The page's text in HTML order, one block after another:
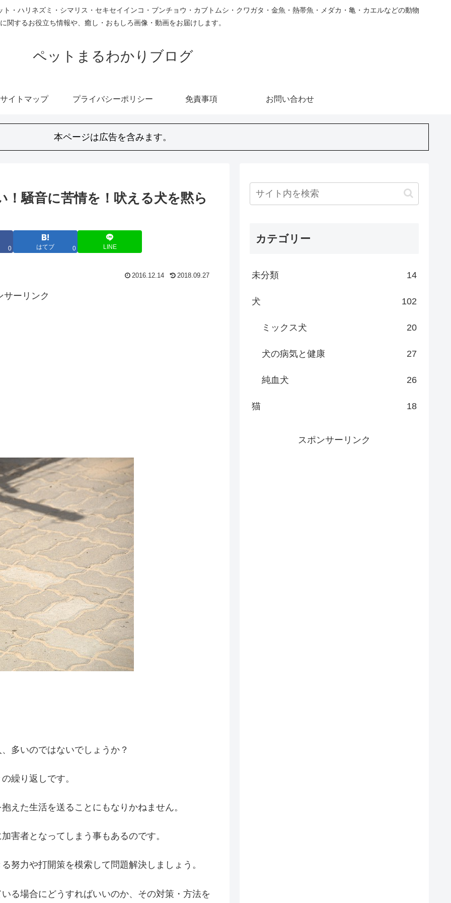
・ハリネズミ・シマリス・セキセイインコ・ブンチョウ・カブトムシ・クワガタ・金魚・熱帯魚・メダカ・亀・カエルなどの動物
に関するお役立ち情報や、癒し・おもしろ画像・動画をお届けします。
ペットまるわかりブログ
サイトマップ プライバシーポリシー 免責事項 お問い合わせ
本ページは広告を含みます。
騒音に苦情を！吠える犬を黙ら
0 はてブ 0 LINE
2016.12.14 2018.09.27
サーリンク
多いのではないでしょうか？
繰り返しです。
えた生活を送ることにもなりかねません。
害者となってしまう事もあるのです。
努力や打開策を模索して問題解決しましょう。
る場合にどうすればいいのか、その対策・方法を
カテゴリー
未分類 14
犬 102
ミックス犬 20
犬の病気と健康 27
純血犬 26
猫 18
スポンサーリンク